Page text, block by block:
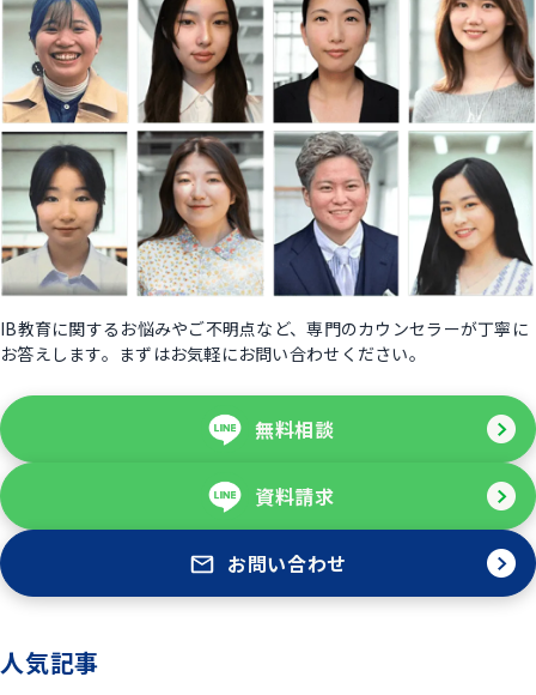
IB教育に関するお悩みやご不明点など、専門のカウンセラーが丁寧に
お答えします。まずはお気軽にお問い合わせください。
無料相談
資料請求
お問い合わせ
人気記事